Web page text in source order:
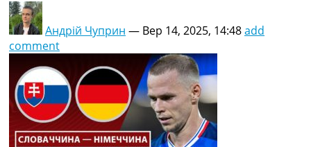
Андрій Чуприн — Вер 14, 2025, 14:48add
comment